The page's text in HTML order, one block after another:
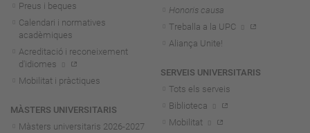
Preus i beques
Calendari i normatives
acadèmiques
Acreditació i reconeixement
d'idiomes
Mobilitat i pràctiques
MÀSTERS UNIVERSITARIS
Màsters universitaris 2026-2027
Honoris causa
Treballa a la UPC
Aliança Unite!
SERVEIS UNIVERSITARIS
Tots els serveis
Biblioteca
Mobilitat